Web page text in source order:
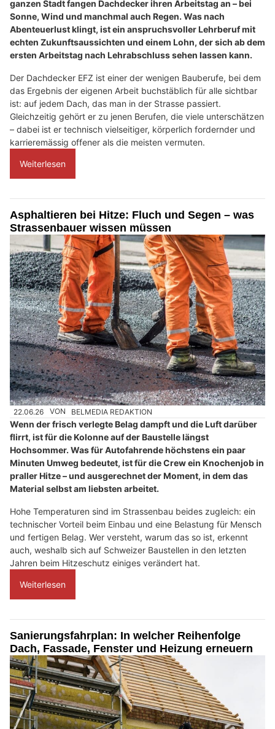
ganzen Stadt fangen Dachdecker ihren Arbeitstag an – bei
Sonne, Wind und manchmal auch Regen. Was nach
Abenteuerlust klingt, ist ein anspruchsvoller Lehrberuf mit
echten Zukunftsaussichten und einem Lohn, der sich ab dem
ersten Arbeitstag nach Lehrabschluss sehen lassen kann.
Der Dachdecker EFZ ist einer der wenigen Bauberufe, bei dem
das Ergebnis der eigenen Arbeit buchstäblich für alle sichtbar
ist: auf jedem Dach, das man in der Strasse passiert.
Gleichzeitig gehört er zu jenen Berufen, die viele unterschätzen
– dabei ist er technisch vielseitiger, körperlich fordernder und
karrieremässig offener als die meisten vermuten.
Weiterlesen
Asphaltieren bei Hitze: Fluch und Segen – was
Strassenbauer wissen müssen
22.06.26 VON BELMEDIA REDAKTION
Wenn der frisch verlegte Belag dampft und die Luft darüber
flirrt, ist für die Kolonne auf der Baustelle längst
Hochsommer. Was für Autofahrende höchstens ein paar
Minuten Umweg bedeutet, ist für die Crew ein Knochenjob in
praller Hitze – und ausgerechnet der Moment, in dem das
Material selbst am liebsten arbeitet.
Hohe Temperaturen sind im Strassenbau beides zugleich: ein
technischer Vorteil beim Einbau und eine Belastung für Mensch
und fertigen Belag. Wer versteht, warum das so ist, erkennt
auch, weshalb sich auf Schweizer Baustellen in den letzten
Jahren beim Hitzeschutz einiges verändert hat.
Weiterlesen
Sanierungsfahrplan: In welcher Reihenfolge
Dach, Fassade, Fenster und Heizung erneuern